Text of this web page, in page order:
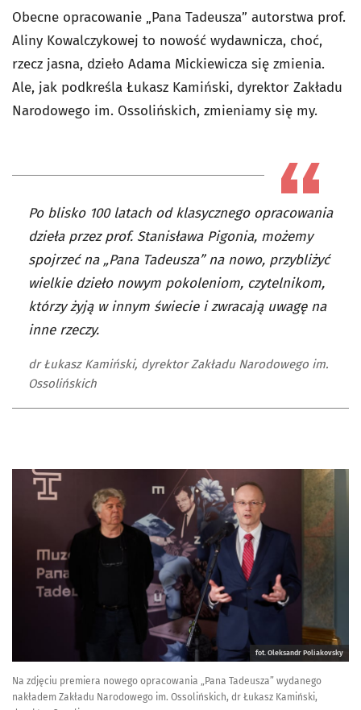
Obecne opracowanie „Pana Tadeusza” autorstwa prof.
Aliny Kowalczykowej to nowość wydawnicza, choć,
rzecz jasna, dzieło Adama Mickiewicza się zmienia.
Ale, jak podkreśla Łukasz Kamiński, dyrektor Zakładu
Narodowego im. Ossolińskich, zmieniamy się my.
Po blisko 100 latach od klasycznego opracowania
dzieła przez prof. Stanisława Pigonia, możemy
spojrzeć na „Pana Tadeusza” na nowo, przybliżyć
wielkie dzieło nowym pokoleniom, czytelnikom,
którzy żyją w innym świecie i zwracają uwagę na
inne rzeczy.
dr Łukasz Kamiński, dyrektor Zakładu Narodowego im.
Ossolińskich
fot. Oleksandr Poliakovsky
Na zdjęciu premiera nowego opracowania „Pana Tadeusza” wydanego
nakładem Zakładu Narodowego im. Ossolińskich, dr Łukasz Kamiński,